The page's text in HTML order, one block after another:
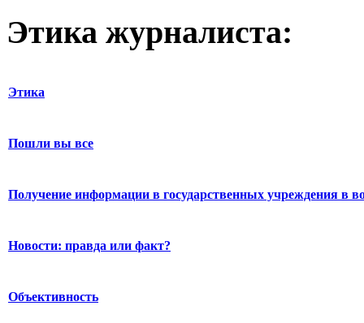
Этика журналиста:
Этика
Пошли вы все
Получение информации в государственных учреждения в
Новости: правда или факт?
Объективность